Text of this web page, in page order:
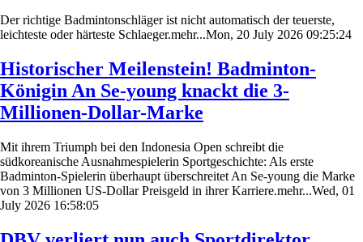
Der richtige Badmintonschläger ist nicht automatisch der teuerste,
leichteste oder härteste Schlaeger.mehr...Mon, 20 July 2026 09:25:24
Historischer Meilenstein! Badminton-
Königin An Se-young knackt die 3-
Millionen-Dollar-Marke
Mit ihrem Triumph bei den Indonesia Open schreibt die
südkoreanische Ausnahmespielerin Sportgeschichte: Als erste
Badminton-Spielerin überhaupt überschreitet An Se-young die Marke
von 3 Millionen US-Dollar Preisgeld in ihrer Karriere.mehr...Wed, 01
July 2026 16:58:05